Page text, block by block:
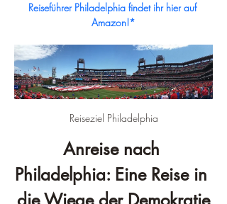
Reiseführer Philadelphia findet ihr hier auf
Amazon!*
Reiseziel Philadelphia
Anreise nach
Philadelphia: Eine Reise in